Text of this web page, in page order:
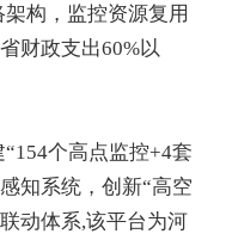
构，监控资源复用
财政支出60%以
个高点监控+4套
知系统，创新“高空
动体系,该平台为河